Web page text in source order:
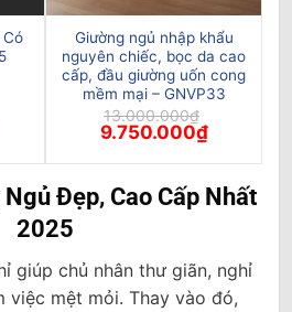
Giường ngủ nhập khẩu
nguyên chiếc, bọc da cao
cấp, đầu giường uốn cong
mềm mại – GNVP33
13.000.000₫
Giá
gốc
là:
9.750.000₫Giá
hiện
tại
Đẹp, Cao Cấp Nhất
2025
giúp chủ nhân thư giãn, nghỉ
việc mệt mỏi. Thay vào đó,